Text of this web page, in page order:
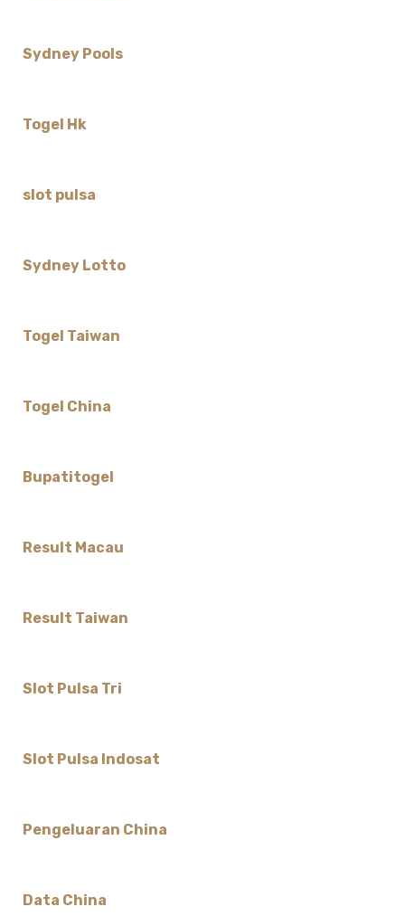
Sydney Pools
Togel Hk
slot pulsa
Sydney Lotto
Togel Taiwan
Togel China
Bupatitogel
Result Macau
Result Taiwan
Slot Pulsa Tri
Slot Pulsa Indosat
Pengeluaran China
Data China